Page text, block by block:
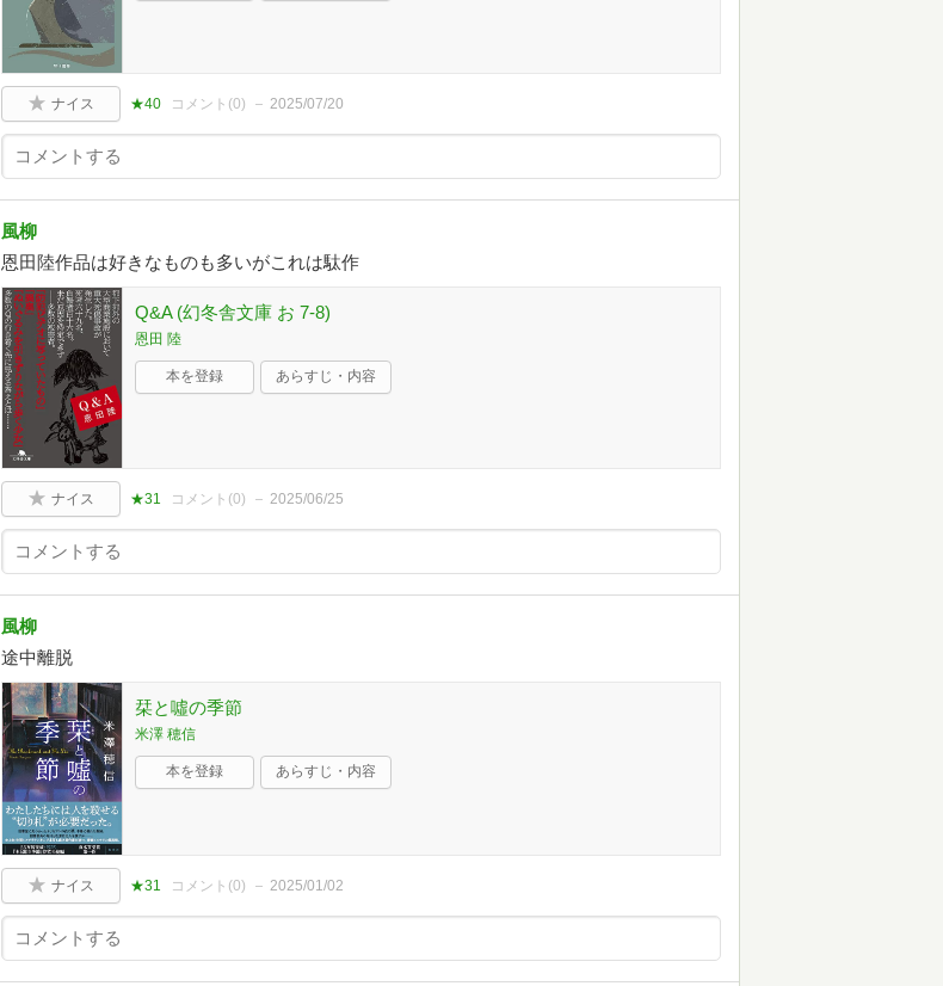
ナイス ★40 コメント(0) 2025/07/20
風柳
恩田陸作品は好きなものも多いがこれは駄作
Q&A (幻冬舎文庫 お 7-8)
恩田 陸
本を登録 あらすじ・内容
ナイス ★31 コメント(0) 2025/06/25
風柳
途中離脱
栞と噓の季節
米澤 穂信
本を登録 あらすじ・内容
ナイス ★31 コメント(0) 2025/01/02